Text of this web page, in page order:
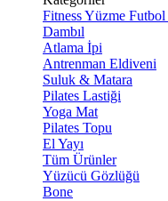
FitnessYüzme Futbol
Dambıl
Atlama İpi
Antrenman Eldiveni
Suluk & Matara
Pilates Lastiği
Yoga Mat
Pilates Topu
El Yayı
Tüm Ürünler
Yüzücü Gözlüğü
Bone